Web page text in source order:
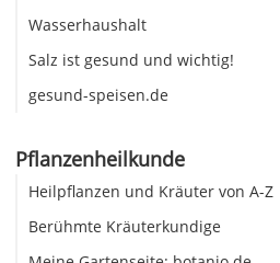
Wasserhaushalt
Salz ist gesund und wichtig!
gesund-speisen.de
Pflanzenheilkunde
Heilpflanzen und Kräuter von A-Z
Berühmte Kräuterkundige